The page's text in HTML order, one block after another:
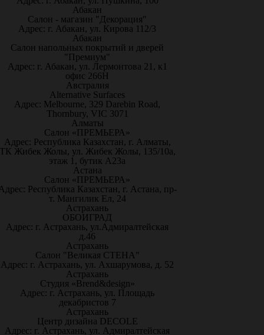
Абакан
Салон - магазин "Декорация"
Адрес: г. Абакан, ул. Кирова 112/3
Абакан
Салон напольных покрытий и дверей
"Премиум"
Адрес: г. Абакан, ул. Лермонтова 21, к1
офис 266Н
Австралия
Alternative Surfaces
Адрес: Melbourne, 329 Darebin Road,
Thornbury, VIC 3071
Алматы
Салон «ПРЕМЬЕРА»
Адрес: Республика Казахстан, г. Алматы,
Жибек Жолы, ул. Жибек Жолы, 135/10а,
этаж 1, бутик А23а
Астана
Салон «ПРЕМЬЕРА»
Республика Казахстан, г. Астана, пр-
т. Мангилик Ел, 24
Астрахань
ОБОИГРАД
Адрес: г. Астрахань, ул.Адмиралтейская
д.46
Астрахань
Салон "Великая СТЕНА"
Адрес: г. Астрахань, ул. Ахшарумова, д. 52
Астрахань
Студия «Brend&design»
Адрес: г. Астрахань, ул. Площадь
декабристов 7
Астрахань
Центр дизайна DECOLE
Адрес: г. Астрахань, ул. Адмиралтейская